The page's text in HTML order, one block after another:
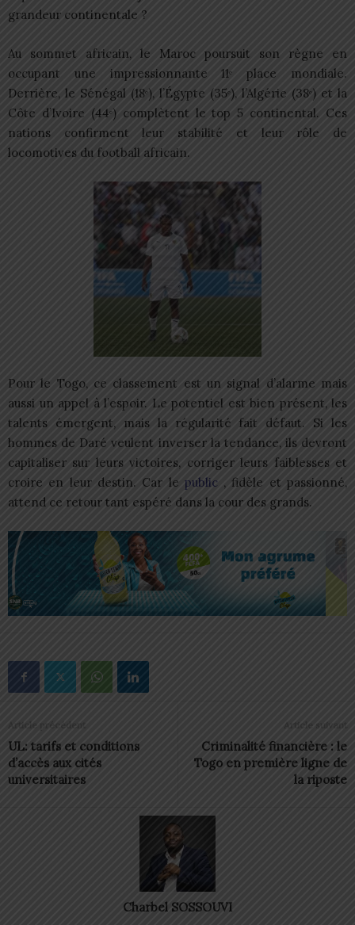
grandeur continentale ?
Au sommet africain, le Maroc poursuit son règne en
occupant une impressionnante 11ᵉ place mondiale.
Derrière, le Sénégal (18ᵉ), l’Égypte (35ᵉ), l’Algérie (38ᵉ) et la
Côte d’Ivoire (44ᵉ) complètent le top 5 continental. Ces
nations confirment leur stabilité et leur rôle de
locomotives du football africain.
Pour le Togo, ce classement est un signal d’alarme mais
aussi un appel à l’espoir. Le potentiel est bien présent, les
talents émergent, mais la régularité fait défaut. Si les
hommes de Daré veulent inverser la tendance, ils devront
capitaliser sur leurs victoires, corriger leurs faiblesses et
croire en leur destin. Car le public, fidèle et passionné,
attend ce retour tant espéré dans la cour des grands.
Article précédent
UL: tarifs et conditions
d’accès aux cités
universitaires
Article suivant
Criminalité financière : le
Togo en première ligne de
la riposte
Charbel SOSSOUVI